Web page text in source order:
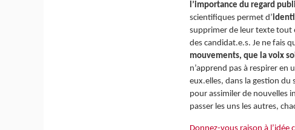
l’importance du regard
scientifiques permet d’
supprimer de leur texte tout
des candidat.e.s. Je ne fais
mouvements, que la voix
n’apprend pas à respirer en
eux.elles, dans la gestion du
pour assimiler de nouvelles
passer les uns les autres,